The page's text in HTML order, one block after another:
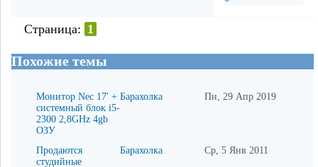
Страница: 1
Похожие темы
Монитор Nec 17' +
системный блок i5-
2300 2,8GHz 4gb
ОЗУ
Барахолка Пн, 29 Апр 2019
Продаются
студийные
Барахолка Ср, 5 Янв 2011